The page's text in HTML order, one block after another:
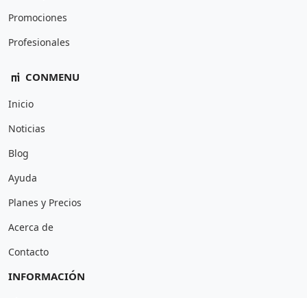
Promociones
Profesionales
CONMENU
Inicio
Noticias
Blog
Ayuda
Planes y Precios
Acerca de
Contacto
INFORMACIÓN